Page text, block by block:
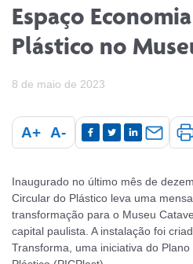
Espaço
Plástico no
8 de maio de 2023
A+ A-
Inaugurado no último mês de
Circular do Plástico leva uma
transformação para o Museu
capital paulista. A instalação foi
Transforma, uma iniciativa do